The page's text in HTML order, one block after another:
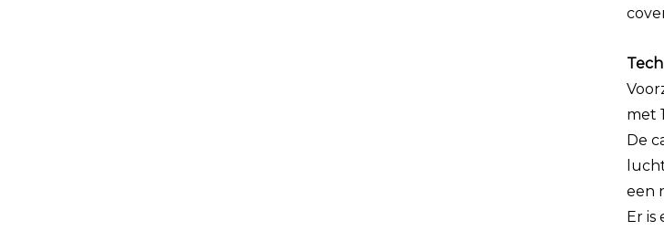
met
De
een
Er is